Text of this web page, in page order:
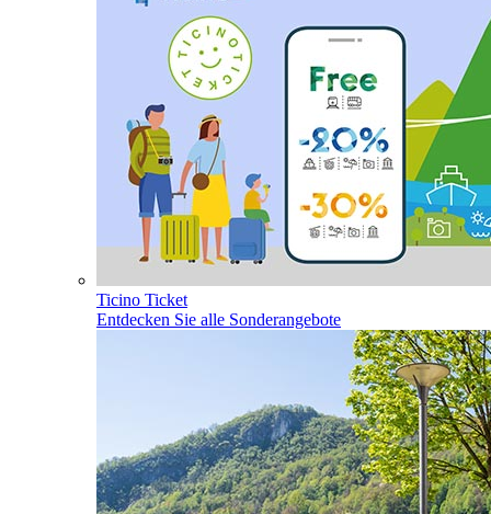
Ticino Ticket
Entdecken Sie alle Sonderangebote